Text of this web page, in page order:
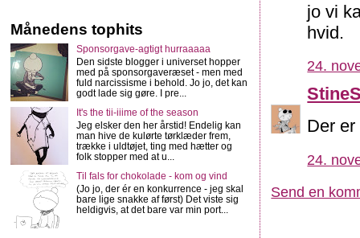
jo vi
hvid.
24.
Der
24.
Send en
Månedens tophits
Sponsorgave-agtigt hurraaaaa
Den sidste blogger i universet hopper
med på sponsorgaveræset - men med
fuld narcissisme i behold. Jo jo, det kan
godt lade sig gøre. I pre...
It's the tii-iiime of the season
Jeg elsker den her årstid! Endelig kan
man hive de kulørte tørklæder frem,
trække i uldtøjet, ting med hætter og
folk stopper med at u...
Til fals for chokolade - kom og vind
(Jo jo, der ér en konkurrence - jeg skal
bare lige snakke af først) Det viste sig
heldigvis, at det bare var min port...